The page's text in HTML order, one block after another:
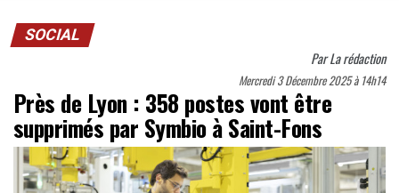
SOCIAL
ParLa rédaction
Mercredi 3 Décembre 2025 à 14h14
Près de Lyon : 358 postes vont être
supprimés par Symbio à Saint-Fons